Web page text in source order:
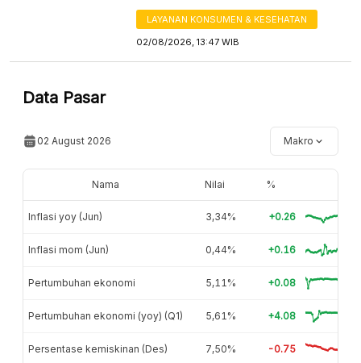
LAYANAN KONSUMEN & KESEHATAN
02/08/2026, 13:47 WIB
Data Pasar
02 August 2026 Makro
Nama Nilai %
Inflasi yoy (Jun) 3,34% +0.26
Inflasi mom (Jun) 0,44% +0.16
Pertumbuhan ekonomi 5,11% +0.08
Pertumbuhan ekonomi (yoy) (Q1) 5,61% +4.08
Persentase kemiskinan (Des) 7,50% -0.75